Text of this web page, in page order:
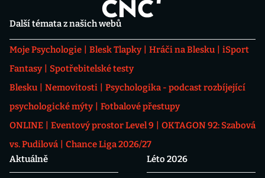
Další témata z našich webů
Moje Psychologie Blesk Tlapky Hráči na Blesku
iSport
Fantasy
Spotřebitelské testy
Blesku
Nemovitosti
Psychologika - podcast rozbíjející
psychologické mýty
Fotbalové přestupy
ONLINE
Eventový prostor Level 9
OKTAGON 92: Szabová
vs. Pudilová
Chance Liga 2026/27
Aktuálně
Léto 2026